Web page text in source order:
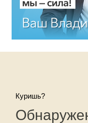
Куришь?